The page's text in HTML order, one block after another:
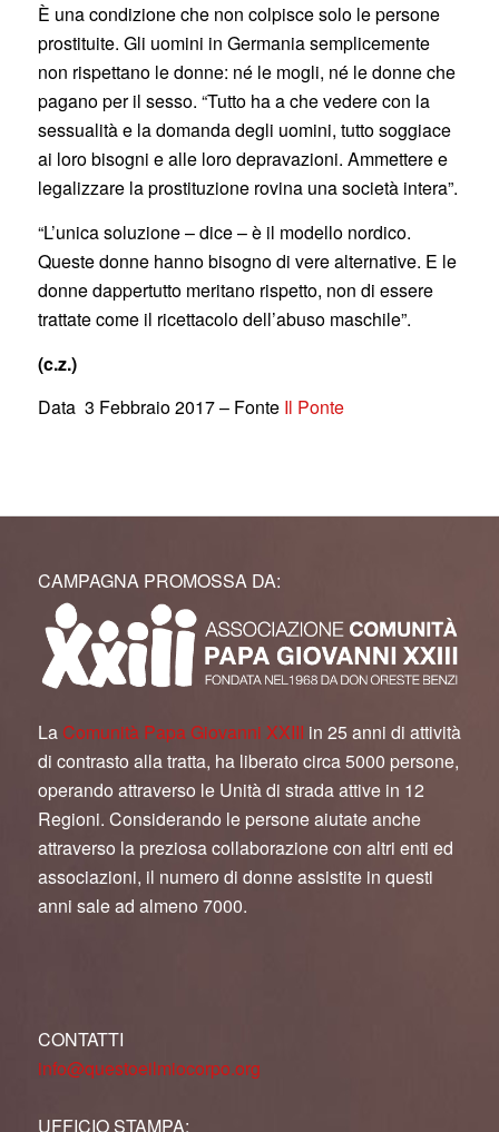
È una condizione che non colpisce solo le persone
prostituite. Gli uomini in Germania semplicemente
non rispettano le donne: né le mogli, né le donne che
pagano per il sesso. “Tutto ha a che vedere con la
sessualità e la domanda degli uomini, tutto soggiace
ai loro bisogni e alle loro depravazioni. Ammettere e
legalizzare la prostituzione rovina una società intera”.
“L’unica soluzione – dice – è il modello nordico.
Queste donne hanno bisogno di vere alternative. E le
donne dappertutto meritano rispetto, non di essere
trattate come il ricettacolo dell’abuso maschile”.
(c.z.)
Data 3 Febbraio 2017 – Fonte Il Ponte
CAMPAGNA PROMOSSA DA:
La Comunità Papa Giovanni XXIII in 25 anni di attività
di contrasto alla tratta, ha liberato circa 5000 persone,
operando attraverso le Unità di strada attive in 12
Regioni. Considerando le persone aiutate anche
attraverso la preziosa collaborazione con altri enti ed
associazioni, il numero di donne assistite in questi
anni sale ad almeno 7000.
CONTATTI
info@questoeilmiocorpo.org
UFFICIO STAMPA: